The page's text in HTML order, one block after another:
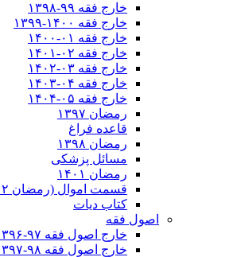
خارج فقه ۹۹-۱۳۹۸
خارج فقه ۱۴۰۰-۱۳۹۹
خارج فقه ۰۱-۱۴۰۰
خارج فقه ۰۲-۱۴۰۱
خارج فقه ۰۳-۱۴۰۲
خارج فقه ۰۴-۱۴۰۳
خارج فقه ۰۵-۱۴۰۴
رمضان ۱۳۹۷
قاعده فراغ
رمضان ۱۳۹۸
مسائل پزشکی
رمضان ۱۴۰۱
قسمت اموال (رمضان ۱۴۰۲)
کتاب دیات
اصول فقه
خارج اصول فقه ۹۷-۱۳۹۶
خارج اصول فقه ۹۸-۱۳۹۷